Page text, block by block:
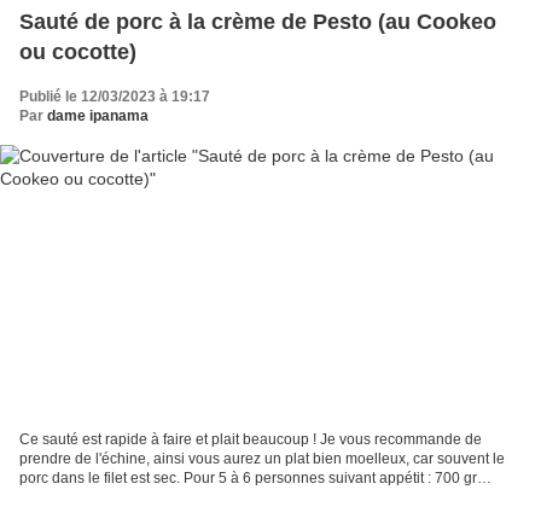
Sauté de porc à la crème de Pesto (au Cookeo
ou cocotte)
Publié le 12/03/2023 à 19:17
Par dame ipanama
Ce sauté est rapide à faire et plait beaucoup ! Je vous recommande de
prendre de l'échine, ainsi vous aurez un plat bien moelleux, car souvent le
porc dans le filet est sec. Pour 5 à 6 personnes suivant appétit : 700 gr